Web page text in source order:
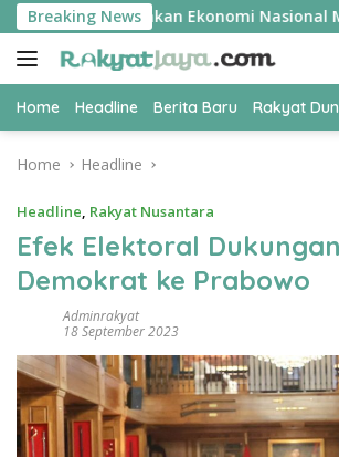
Skip
to
content
Breaking News
Amankan Ekonomi Nasional Menuju
Home Headline Berita Baru Rakyat
Home Headline
Headline, Rakyat Nusantara
Efek Elektoral Dukungan
Demokrat ke Prabowo
Adminrakyat
18 September 2023